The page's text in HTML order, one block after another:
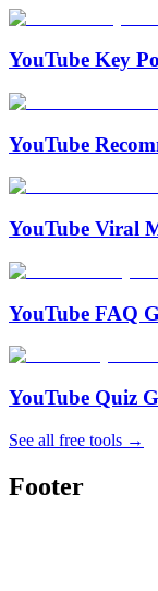
YouTube Key
YouTube
YouTube Viral
YouTube FAQ
YouTube Quiz
See all free tools →
Footer